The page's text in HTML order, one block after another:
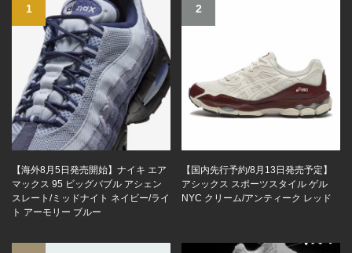
1
【海外8月5日発売開始】ナイキ エア
マックス 95 ビッグバブル アシェン
スレート/ミッドナイト ネイビー/ライ
ト アーモリー ブルー
2
【国内先行予約/8月13日発売予定】
アシックス スポーツスタイル ゲル
NYC クリーム/アンティーク レッド